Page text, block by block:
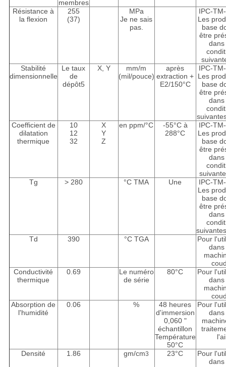
membres
Résistance à
la flexion
255
(37)
MPa
Je ne sais
pas.
IPC-
Les
base
être
Stabilité
dimensionnelle
Le taux
de
dépôt5
X, Y
mm/m
(mil/pouce)
après
extraction +
E2/150°C
IPC-
Les
base
être
Coefficient de
dilatation
thermique
10
12
32
X
Y
Z
en ppm/°C
-55°C à
288°C
IPC-
Les
base
être
Tg
> 280 °C TMA Une
IPC-
Les
base
être
Td
390 °C TGA
Pour
Conductivité
thermique
0.69
Le numéro
de série
80°C
Pour
Absorption de
l'humidité
0.06 %
48 heures
d'immersion
0,060 "
échantillon
Température
50°C
Pour
Densité 1.86 gm/cm3 23°C
Pour